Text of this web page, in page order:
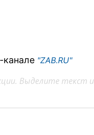
"ZAB.RU"
Выделите текст и